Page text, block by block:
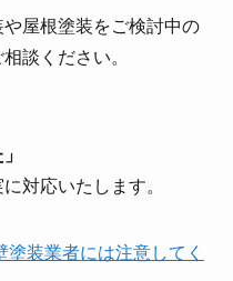
屋根塗装をご検討中の
談ください。
対応いたします。
装業者には注意してく